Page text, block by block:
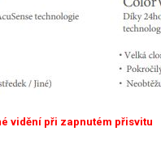
vidění při zapnutém přisvitu